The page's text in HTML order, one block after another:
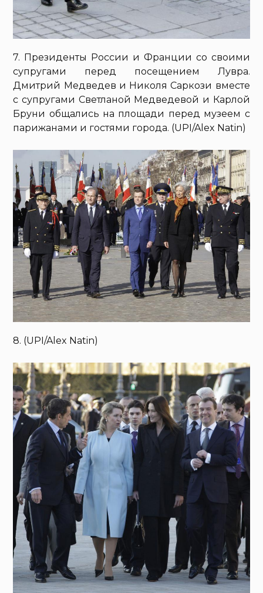
7. Президенты России и Франции со своими
супругами перед посещением Лувра.
Дмитрий Медведев и Николя Саркози вместе
с супругами Светланой Медведевой и Карлой
Бруни общались на площади перед музеем с
парижанами и гостями города. (UPI/Alex Natin)
8. (UPI/Alex Natin)